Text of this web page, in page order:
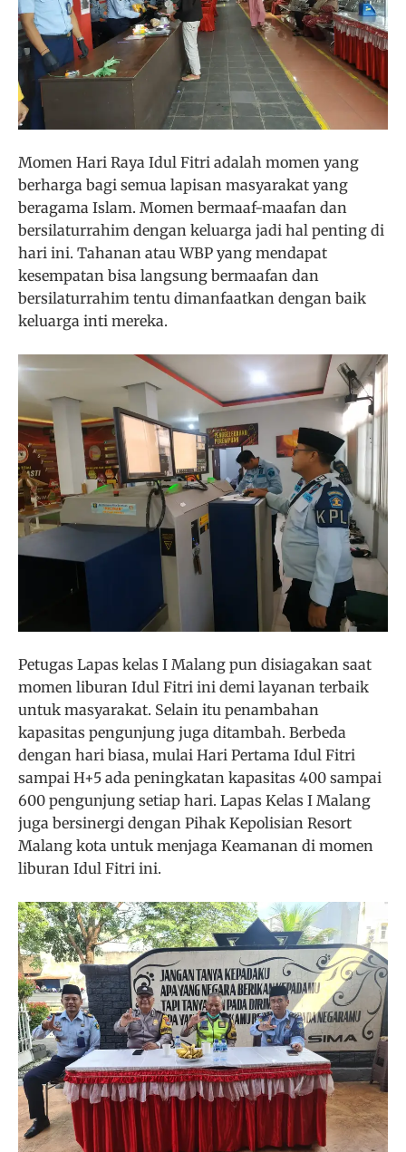
Momen Hari Raya Idul Fitri adalah momen yang
berharga bagi semua lapisan masyarakat yang
beragama Islam. Momen bermaaf-maafan dan
bersilaturrahim dengan keluarga jadi hal penting di
hari ini. Tahanan atau WBP yang mendapat
kesempatan bisa langsung bermaafan dan
bersilaturrahim tentu dimanfaatkan dengan baik
keluarga inti mereka.
Petugas Lapas kelas I Malang pun disiagakan saat
momen liburan Idul Fitri ini demi layanan terbaik
untuk masyarakat. Selain itu penambahan
kapasitas pengunjung juga ditambah. Berbeda
dengan hari biasa, mulai Hari Pertama Idul Fitri
sampai H+5 ada peningkatan kapasitas 400 sampai
600 pengunjung setiap hari. Lapas Kelas I Malang
juga bersinergi dengan Pihak Kepolisian Resort
Malang kota untuk menjaga Keamanan di momen
liburan Idul Fitri ini.